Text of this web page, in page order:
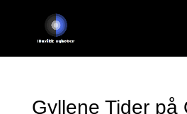
Gyllene Tider på